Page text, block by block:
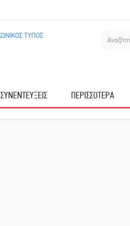
ΣΥΝΕΝΤΕΥΞΕΙΣ ΠΕΡΙΣΣΟΤΕΡΑ